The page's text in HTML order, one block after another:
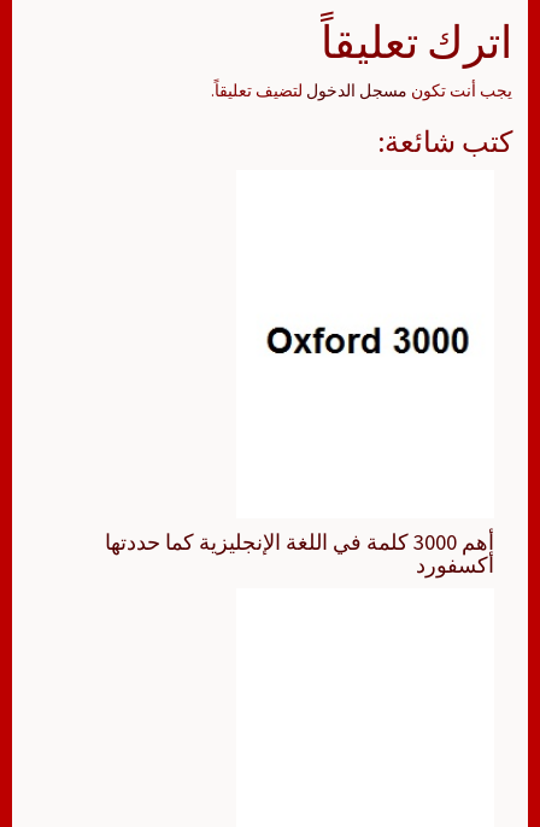
اترك تعليقاً
يجب أنت تكون مسجل الدخول لتضيف تعليقاً.
كتب شائعة:
أهم 3000 كلمة في اللغة الإنجليزية كما حددتها
أكسفورد